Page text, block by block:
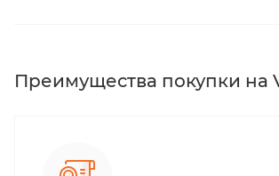
Преимущества покупки на